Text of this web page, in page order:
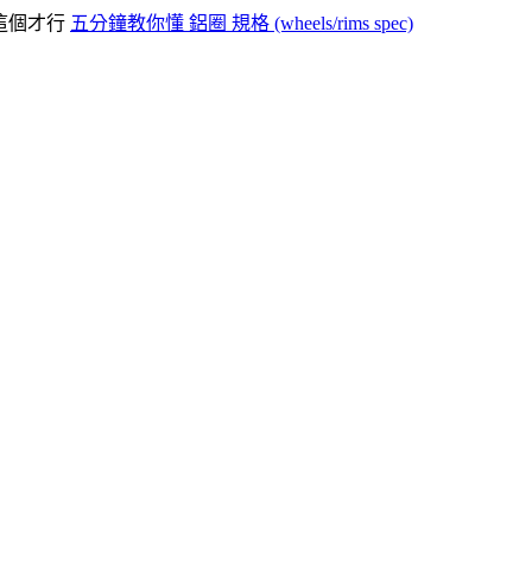
個才行 五分鐘教你懂 鋁圈 規格 (wheels/rims spec)